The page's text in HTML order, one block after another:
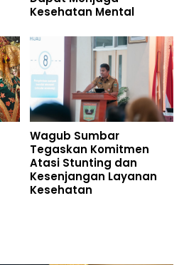
Kesehatan Mental
Wagub Sumbar
Tegaskan Komitmen
Atasi Stunting dan
Kesenjangan Layanan
Kesehatan